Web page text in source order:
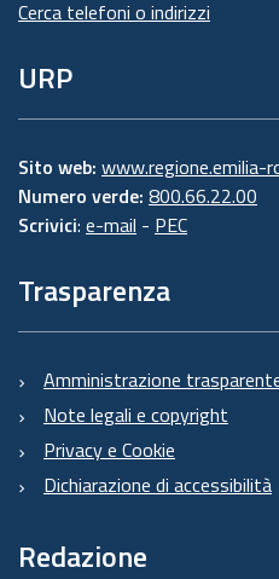
Cerca telefoni o indirizzi
URP
Sito web: www.regione.emilia-
Numero verde: 800.66.22.00
Scrivici: e-mail - PEC
Trasparenza
Amministrazione
Note legali e copyright
Privacy e Cookie
Dichiarazione di accessibilità
Redazione